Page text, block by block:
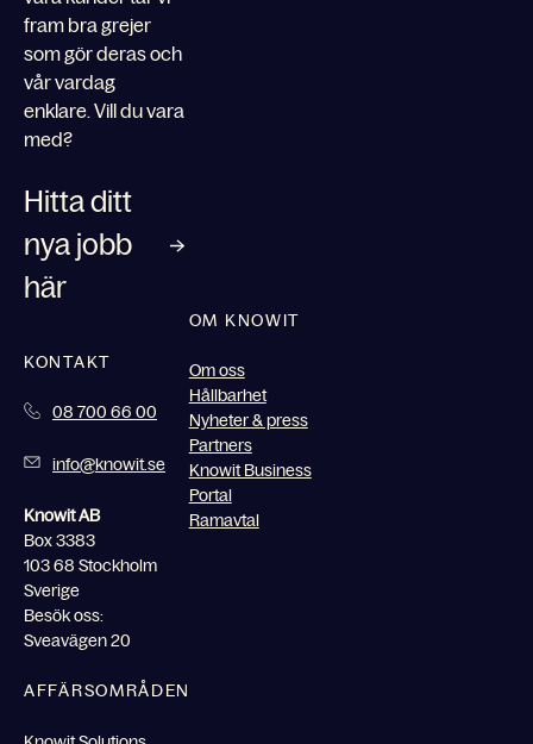
fram bra grejer
som gör deras och
vår vardag
enklare. Vill du vara
med?
Hitta ditt
nya jobb
här
KONTAKT
08 700 66 00
info@knowit.se
Knowit AB
Box 3383
103 68 Stockholm
Sverige
Besök oss:
Sveavägen 20
OM KNOWIT
Om oss
Hållbarhet
Nyheter & press
Partners
Knowit Business
Portal
Ramavtal
AFFÄRSOMRÅDEN